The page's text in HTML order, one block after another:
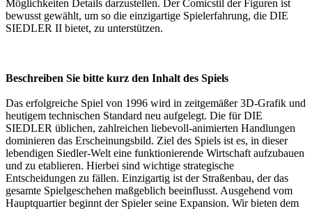
Möglichkeiten Details darzustellen. Der Comicstil der Figuren ist
bewusst gewählt, um so die einzigartige Spielerfahrung, die DIE
SIEDLER II bietet, zu unterstützen.
Beschreiben Sie bitte kurz den Inhalt des Spiels
Das erfolgreiche Spiel von 1996 wird in zeitgemäßer 3D-Grafik und
heutigem technischen Standard neu aufgelegt. Die für DIE
SIEDLER üblichen, zahlreichen liebevoll-animierten Handlungen
dominieren das Erscheinungsbild. Ziel des Spiels ist es, in dieser
lebendigen Siedler-Welt eine funktionierende Wirtschaft aufzubauen
und zu etablieren. Hierbei sind wichtige strategische
Entscheidungen zu fällen. Einzigartig ist der Straßenbau, der das
gesamte Spielgeschehen maßgeblich beeinflusst. Ausgehend vom
Hauptquartier beginnt der Spieler seine Expansion. Wir bieten dem